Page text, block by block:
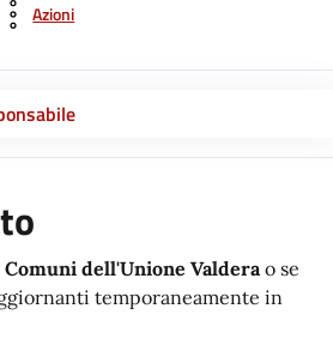
Azioni
dell'Unione Valdera o se
temporaneamente in